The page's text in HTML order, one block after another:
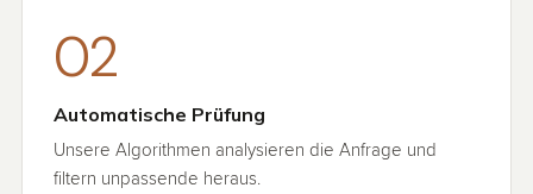
02
Automatische Prüfung
Unsere Algorithmen analysieren die Anfrage und
filtern unpassende heraus.